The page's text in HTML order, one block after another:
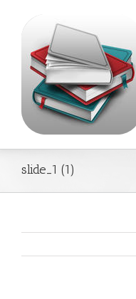
slide_1 (1)